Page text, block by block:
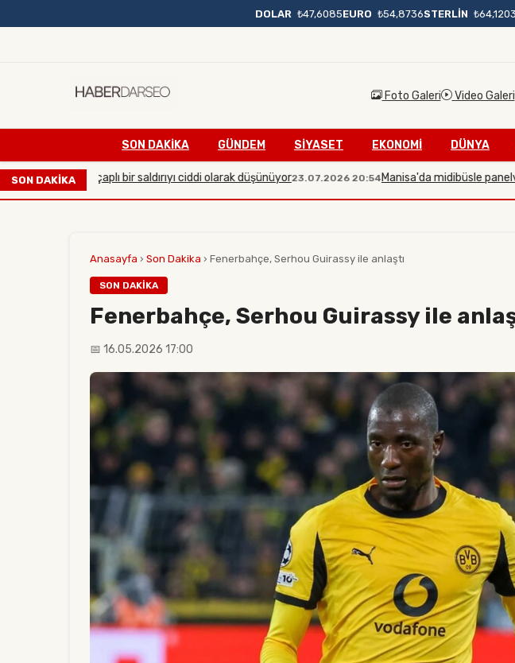
DOLAR ₺47,6085EURO ₺54,8736STERLİN ₺64,1203
Foto Galeri Video Galeri
SON DAKIKA GÜNDEM SİYASET EKONOMİ DÜNYA
SON DAKİKA
büyük çaplı bir saldırıyı ciddi olarak düşünüyor23.07.2026 20:54Manisa'da midibüsle panelvan
Anasayfa › Son Dakika › Fenerbahçe, Serhou Guirassy ile anlaştı
SON DAKIKA
Fenerbahçe, Serhou Guirassy ile
📅 16.05.2026 17:00